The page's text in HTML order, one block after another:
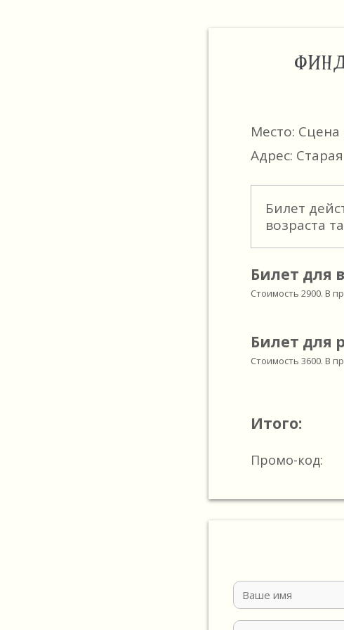
Место:
Адрес:
Билет
возраста
Билет для
Стоимость 2900. В
Билет для
Стоимость 3600. В
Итого:
Промо-код: